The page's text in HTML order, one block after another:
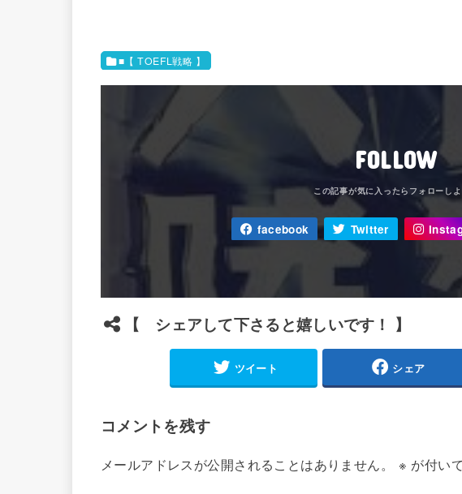
■【 TOEFL戦略 】
FOLLOW
facebook Twitter
【 シェアして下さると嬉しいです！ 】
ツイート シェア
コメントを残す
メールアドレスが公開されることはありません。 ※ が付い